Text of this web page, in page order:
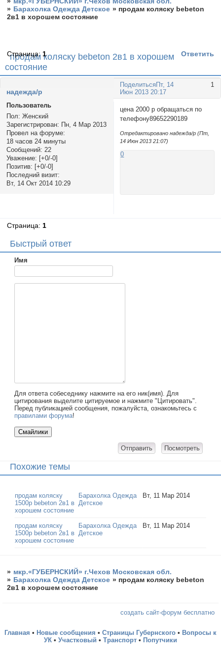
» Барахолка Одежда Детское » продам коляску bebeton
2в1 в хорошем состояние
продам коляску bebeton 2в1 в хорошем
состояние
Страница: 1 Ответить
Поделиться 1
Пт, 14
Июн 2013 20:17
надежда/p
Пользователь
Пол: Женский
Зарегистрирован: Пн, 4 Мар 2013
Провел на форуме:
18 часов 24 минуты
Сообщений: 22
Уважение: [+0/-0]
Позитив: [+0/-0]
Последний визит:
Вт, 14 Окт 2014 10:29
цена 2000 р обращаться по
телефону89652290189
Отредактировано надежда/p (Пт,
14 Июн 2013 21:07)
0
Страница: 1
Быстрый ответ
Имя
Для ответа собеседнику нажмите на его ник(имя). Для
цитирования выделите цитируемое и нажмите "Цитировать".
Перед публикацией сообщения, пожалуйста, ознакомьтесь с
правилами форума!
Похожие темы
продам коляску
1500р bebeton 2в1 в
хорошем состояние
Барахолка Одежда
Детское
Вт, 11 Мар 2014
продам коляску
1500р bebeton 2в1 в
хорошем состояние
Барахолка Одежда
Детское
Вт, 11 Мар 2014
» мкр.«ГУБЕРНСКИЙ» г.Чехов Московская обл.
» Барахолка Одежда Детское » продам коляску bebeton
2в1 в хорошем состояние
создать сайт-форум бесплатно
Главная • Новые сообщения • Страницы Губернского • Вопросы к
УК • Участковый • Транспорт • Попутчики